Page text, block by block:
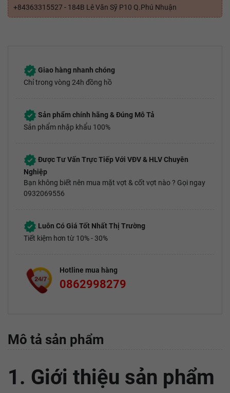
+84363315527 - 184B Lê Văn Sỹ P10 Q.Phú Nhuận
Giao hàng nhanh chóng
Chỉ trong vòng 24h đồng hồ
Sản phẩm chính hãng & Đúng Mô Tả
Sản phẩm nhập khẩu 100%
Được Tư Vấn Trực Tiếp Với VĐV & HLV Chuyên
Nghiệp
Bạn không biết nên mua mặt vợt & cốt vợt nào ? Gọi ngay
0932069556
Luôn Có Giá Tốt Nhất Thị Trường
Tiết kiệm hơn từ 10% - 30%
Hotline mua hàng
0862998279
Mô tả sản phẩm
1. Giới thiệu sản phẩm